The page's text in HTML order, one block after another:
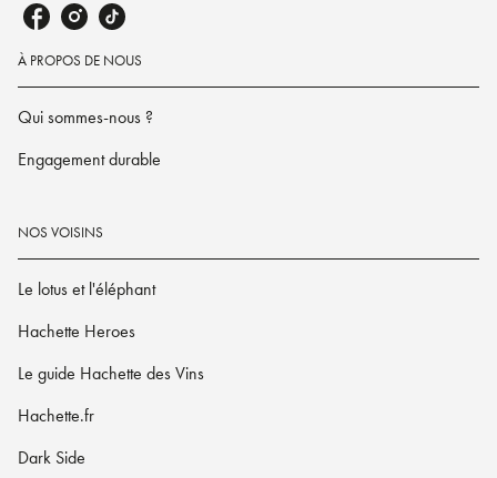
À PROPOS DE NOUS
Qui sommes-nous ?
Engagement durable
NOS VOISINS
Le lotus et l'éléphant
Hachette Heroes
Le guide Hachette des Vins
Hachette.fr
Dark Side